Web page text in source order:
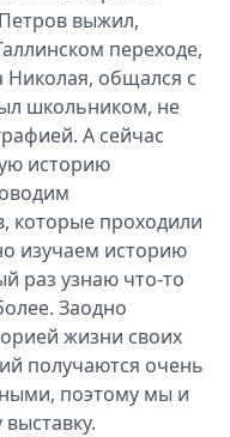
выжил,
переходе,
Николая, общался с
школьником, не
А сейчас
историю
которые проходили
изучаем историю
раз узнаю что-то
Заодно
жизни своих
получаются очень
поэтому мы и